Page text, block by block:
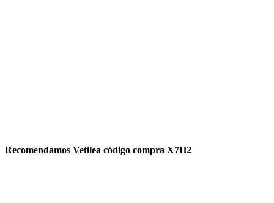
Recomendamos Vetilea código compra X7H2